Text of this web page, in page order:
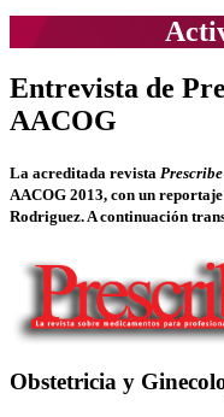
Entrevista de
AACOG
La acreditada revista Prescribe
AACOG 2013, con un
Rodriguez. A continuación
Obstetricia y